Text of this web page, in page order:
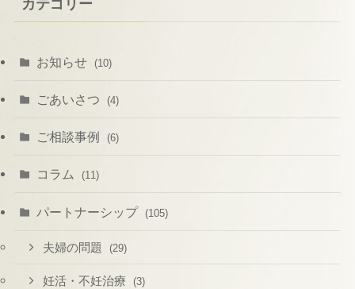
カテゴリー
お知らせ (10)
ごあいさつ (4)
ご相談事例 (6)
コラム (11)
パートナーシップ (105)
夫婦の問題 (29)
妊活・不妊治療 (3)